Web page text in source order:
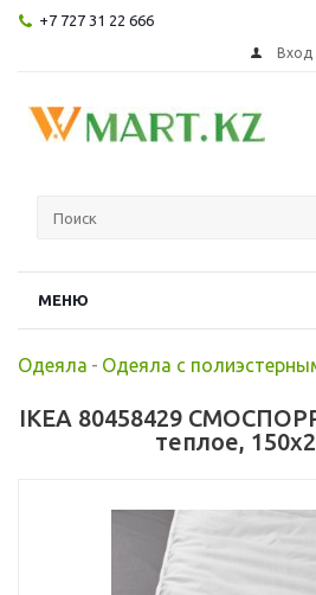
+7 727 31 22 666
Вход
МЕНЮ
Одеяла - Одеяла с
IKEA 80458429
теплое,